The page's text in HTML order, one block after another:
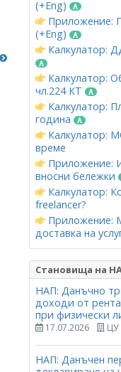
(+Eng)
Приложение:
(+Eng)
Калкулатор:
Калкулатор:
чл.224 КТ
Калкулатор:
година
Калкулатор:
време
Приложение:
вносни бележки
Калкулатор:
freelancer?
Приложение:
доставка на
Становища на
НАП: Данъчно
доходи от
при физически
17.07.2026 ЦУ
НАП: Данъчен